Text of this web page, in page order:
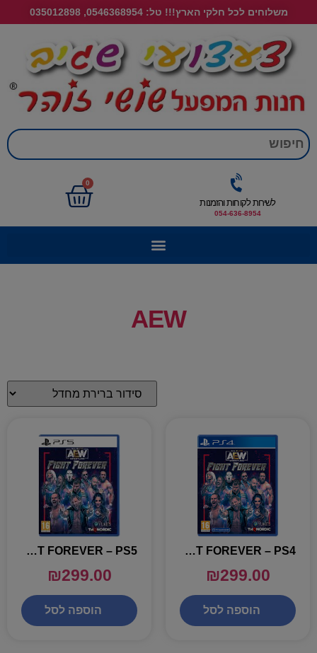
משלוחים לכל חלקי הארץ!!! טל: 0546368954, 035012898
לשירות לקוחות והזמנות
054-636-8954
0
AEW
AEW FIGHT FOREVER – PS4
₪299.00
הוספה לסל
AEW FIGHT FOREVER – PS5
₪299.00
הוספה לסל